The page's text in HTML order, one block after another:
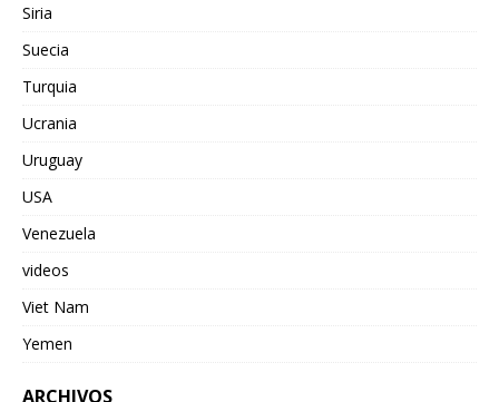
Siria
Suecia
Turquia
Ucrania
Uruguay
USA
Venezuela
videos
Viet Nam
Yemen
ARCHIVOS